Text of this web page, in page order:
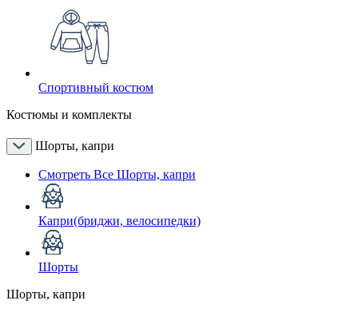
Спортивный костюм
Костюмы и комплекты
Шорты, капри
Смотреть Все Шорты, капри
Капри(бриджи, велосипедки)
Шорты
Шорты, капри